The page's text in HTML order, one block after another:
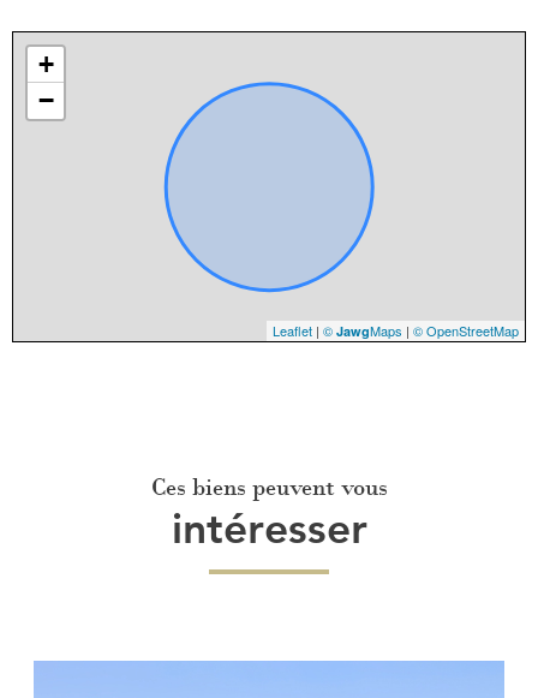
+
−
Leaflet | © JawgMaps | © OpenStreetMap
Ces biens peuvent vous
intéresser